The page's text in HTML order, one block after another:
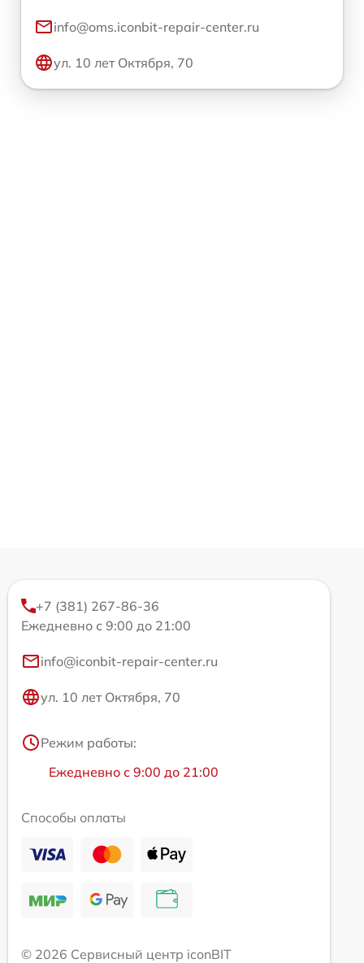
info@oms.iconbit-repair-center.ru
ул. 10 лет Октября, 70
+7 (381) 267-86-36
Ежедневно с 9:00 до 21:00
info@iconbit-repair-center.ru
ул. 10 лет Октября, 70
Режим работы:
Ежедневно с 9:00 до 21:00
Способы оплаты
© 2026 Сервисный центр iconBIT